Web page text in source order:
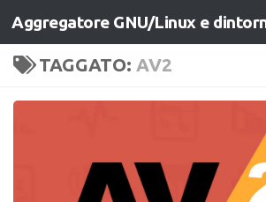
Salta al contenuto
Aggregatore GNU/Linux e
TAGGATO: AV2